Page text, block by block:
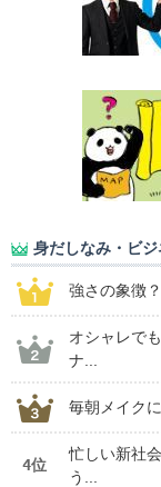
身だしなみ・ビ
強さの象徴
オシャレで
ナ...
毎朝メイク
4位
忙しい新社
う...